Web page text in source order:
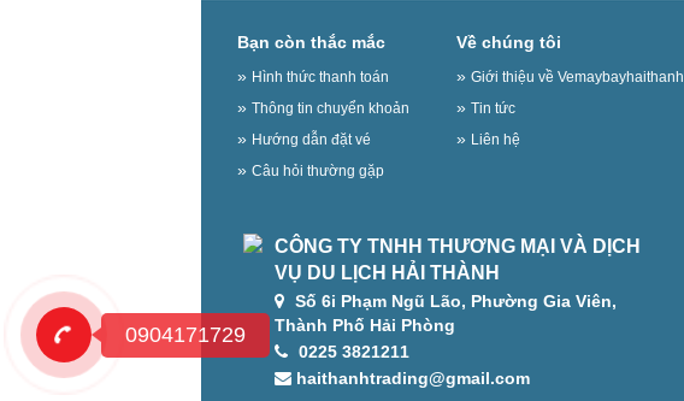
Bạn còn thắc mắc
Hình thức thanh toán
Thông tin chuyển khoản
Hướng dẫn đặt vé
Câu hỏi thường gặp
Về chúng tôi
Giới thiệu về Vemaybayhaithanh
Tin tức
Liên hệ
0904171729
CÔNG TY TNHH THƯƠNG MẠI VÀ DỊCH
VỤ DU LỊCH HẢI THÀNH
Số 6i Phạm Ngũ Lão, Phường Gia Viên,
Thành Phố Hải Phòng
0225 3821211
haithanhtrading@gmail.com